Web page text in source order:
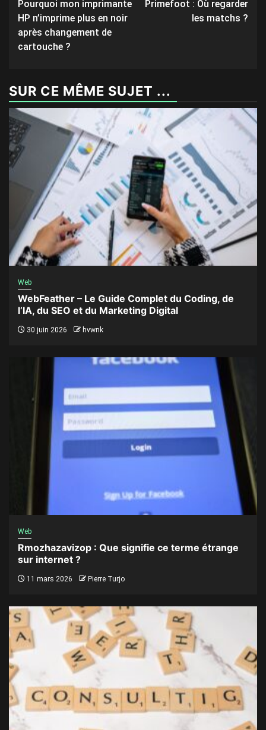
navigation
Pourquoi mon imprimante
HP n’imprime plus en noir
après changement de
cartouche ?
Primefoot : Où regarder
les matchs ?
SUR CE MÊME SUJET ...
Web
WebFeather – Le Guide Complet du Coding, de
l’IA, du SEO et du Marketing Digital
30 juin 2026 hvwnk
Web
Rmozhazavizop : Que signifie ce terme étrange
sur internet ?
11 mars 2026 Pierre Turjo